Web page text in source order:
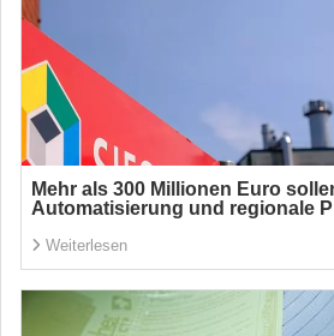
Mehr als 300 Millionen Euro
Automatisierung und regionale
Weiterlesen